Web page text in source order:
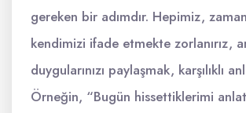
gereken bir adımdır. Hepimiz,
kendimizi ifade etmekte zorlanırız,
duygularınızı paylaşmak, karşılıklı
Örneğin, “Bugün hissettiklerimi